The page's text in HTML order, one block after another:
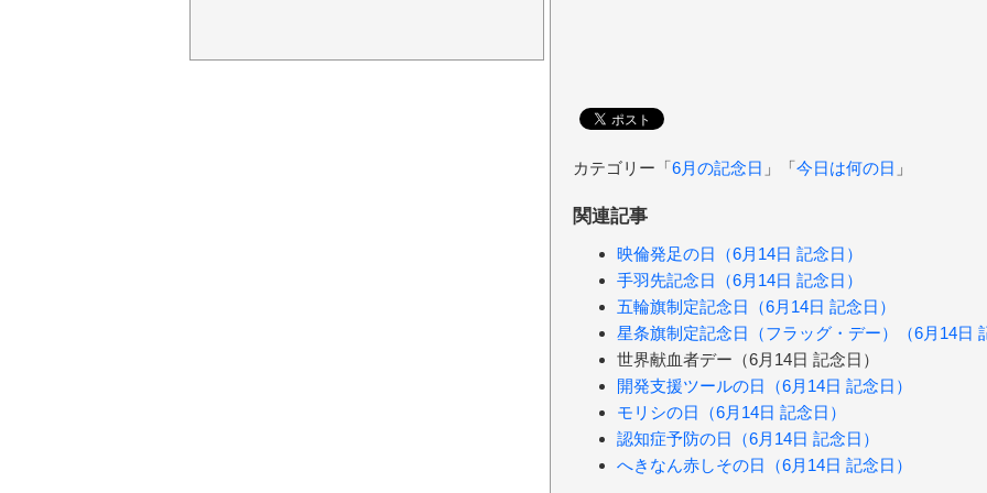
カテゴリー「6月の記念日 」「今日は何の日 」
関連記事
映倫発足の日（6月14日 記念日）
手羽先記念日（6月14日 記念日）
五輪旗制定記念日（6月14日 記念日）
星条旗制定記念日（フラッグ・デー）（6月14日
世界献血者デー（6月14日 記念日）
開発支援ツールの日（6月14日 記念日）
モリシの日（6月14日 記念日）
認知症予防の日（6月14日 記念日）
へきなん赤しその日（6月14日 記念日）